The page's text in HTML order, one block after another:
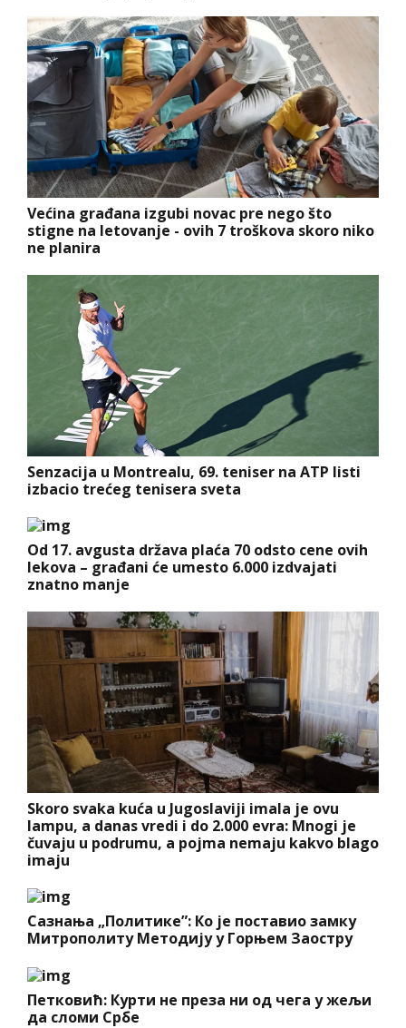
Većina građana izgubi novac pre nego što
stigne na letovanje - ovih 7 troškova skoro niko
ne planira
Senzacija u Montrealu, 69. teniser na ATP listi
izbacio trećeg tenisera sveta
Od 17. avgusta država plaća 70 odsto cene ovih
lekova – građani će umesto 6.000 izdvajati
znatno manje
Skoro svaka kuća u Jugoslaviji imala je ovu
lampu, a danas vredi i do 2.000 evra: Mnogi je
čuvaju u podrumu, a pojma nemaju kakvo blago
imaju
Сазнања „Политике”: Ко је поставио замку
Митрополиту Методију у Горњем Заостру
Петковић: Курти не преза ни од чега у жељи
да сломи Србе